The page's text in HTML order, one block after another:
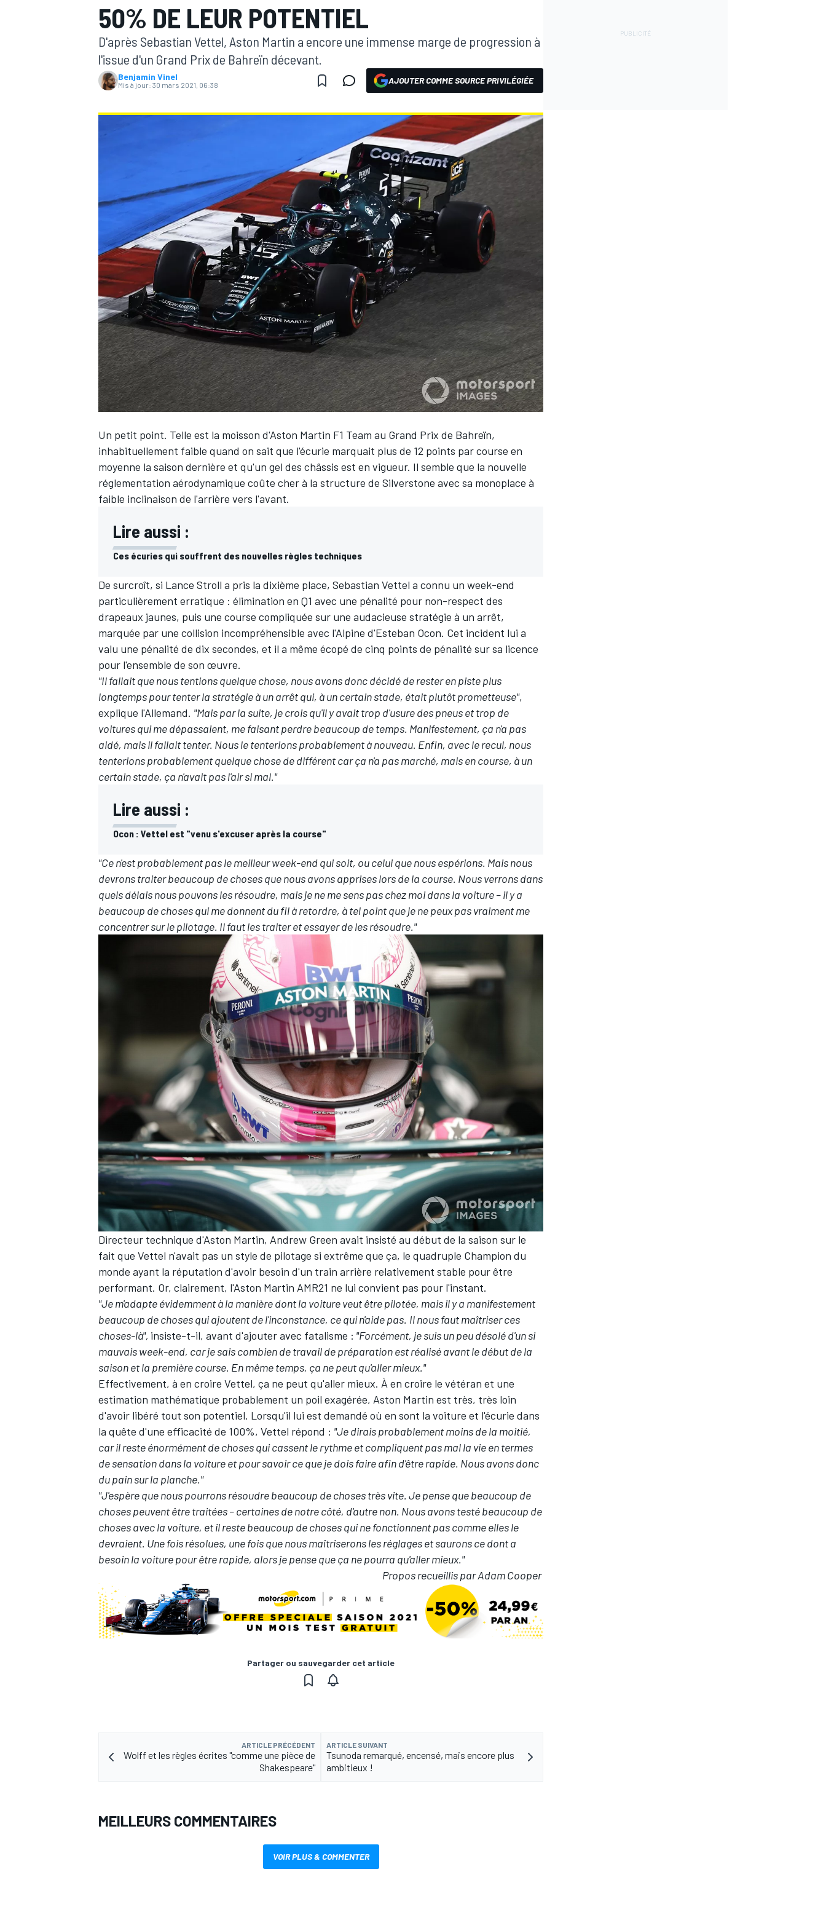
WRC
WEC
AUTRES CHAMPIONNATS
50% DE LEUR POTENTIEL
D'après Sebastian Vettel, Aston Martin a encore une immense marge de progression à
l'issue d'un Grand Prix de Bahreïn décevant.
Benjamin Vinel
Mis à jour: 30 mars 2021, 06:38 AJOUTER COMME SOURCE PRIVILÉGIÉE
Un petit point. Telle est la moisson d'Aston Martin F1 Team au Grand Prix de Bahreïn,
inhabituellement faible quand on sait que l'écurie marquait plus de 12 points par course en
moyenne la saison dernière et qu'un gel des châssis est en vigueur. Il semble que la nouvelle
réglementation aérodynamique coûte cher à la structure de Silverstone avec sa monoplace à
faible inclinaison de l'arrière vers l'avant.
Lire aussi :
Ces écuries qui souffrent des nouvelles règles techniques
De surcroît, si Lance Stroll a pris la dixième place, Sebastian Vettel a connu un week-end
particulièrement erratique : élimination en Q1 avec une pénalité pour non-respect des
drapeaux jaunes, puis une course compliquée sur une audacieuse stratégie à un arrêt,
marquée par une collision incompréhensible avec l'Alpine d'Esteban Ocon. Cet incident lui a
valu une pénalité de dix secondes, et il a même écopé de cinq points de pénalité sur sa licence
pour l'ensemble de son œuvre.
"Il fallait que nous tentions quelque chose, nous avons donc décidé de rester en piste plus
longtemps pour tenter la stratégie à un arrêt qui, à un certain stade, était plutôt prometteuse",
explique l'Allemand. "Mais par la suite, je crois qu'il y avait trop d'usure des pneus et trop de
voitures qui me dépassaient, me faisant perdre beaucoup de temps. Manifestement, ça n'a pas
aidé, mais il fallait tenter. Nous le tenterions probablement à nouveau. Enfin, avec le recul, nous
tenterions probablement quelque chose de différent car ça n'a pas marché, mais en course, à un
certain stade, ça n'avait pas l'air si mal."
Lire aussi :
Ocon : Vettel est "venu s'excuser après la course"
"Ce n'est probablement pas le meilleur week-end qui soit, ou celui que nous espérions. Mais nous
devrons traiter beaucoup de choses que nous avons apprises lors de la course. Nous verrons dans
quels délais nous pouvons les résoudre, mais je ne me sens pas chez moi dans la voiture – il y a
beaucoup de choses qui me donnent du fil à retordre, à tel point que je ne peux pas vraiment me
concentrer sur le pilotage. Il faut les traiter et essayer de les résoudre."
Directeur technique d'Aston Martin, Andrew Green avait insisté au début de la saison sur le
fait que Vettel n'avait pas un style de pilotage si extrême que ça, le quadruple Champion du
monde ayant la réputation d'avoir besoin d'un train arrière relativement stable pour être
performant. Or, clairement, l'Aston Martin AMR21 ne lui convient pas pour l'instant.
"Je m'adapte évidemment à la manière dont la voiture veut être pilotée, mais il y a manifestement
beaucoup de choses qui ajoutent de l'inconstance, ce qui n'aide pas. Il nous faut maîtriser ces
choses-là", insiste-t-il, avant d'ajouter avec fatalisme : "Forcément, je suis un peu désolé d'un si
mauvais week-end, car je sais combien de travail de préparation est réalisé avant le début de la
saison et la première course. En même temps, ça ne peut qu'aller mieux."
Effectivement, à en croire Vettel, ça ne peut qu'aller mieux. À en croire le vétéran et une
estimation mathématique probablement un poil exagérée, Aston Martin est très, très loin
d'avoir libéré tout son potentiel. Lorsqu'il lui est demandé où en sont la voiture et l'écurie dans
la quête d'une efficacité de 100%, Vettel répond : "Je dirais probablement moins de la moitié,
car il reste énormément de choses qui cassent le rythme et compliquent pas mal la vie en termes
de sensation dans la voiture et pour savoir ce que je dois faire afin d'être rapide. Nous avons donc
du pain sur la planche."
"J'espère que nous pourrons résoudre beaucoup de choses très vite. Je pense que beaucoup de
choses peuvent être traitées – certaines de notre côté, d'autre non. Nous avons testé beaucoup de
choses avec la voiture, et il reste beaucoup de choses qui ne fonctionnent pas comme elles le
devraient. Une fois résolues, une fois que nous maîtriserons les réglages et saurons ce dont a
besoin la voiture pour être rapide, alors je pense que ça ne pourra qu'aller mieux."
Propos recueillis par Adam Cooper
Partager ou sauvegarder cet article
ARTICLE PRÉCÉDENT
Wolff et les règles écrites "comme une pièce de
Shakespeare"
ARTICLE SUIVANT
Tsunoda remarqué, encensé, mais encore plus
ambitieux !
MEILLEURS COMMENTAIRES
VOIR PLUS & COMMENTER